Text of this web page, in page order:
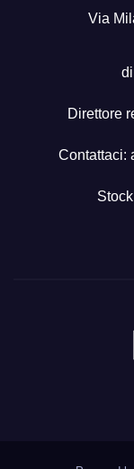
Via
Direttore
Contattaci: